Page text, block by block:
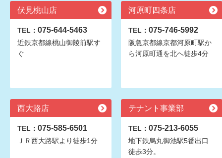
伏見桃山店
TEL： 075-644-5463
近鉄京都線桃山御陵前駅す
ぐ
河原町四条店
TEL： 075-746-5992
阪急京都線京都河原町駅か
ら河原町通を北へ徒歩4分
西大路店
TEL： 075-585-6501
ＪＲ西大路駅より徒歩1分
テナント事業部
TEL： 075-213-6055
地下鉄烏丸御池駅5番出口
徒歩3分。